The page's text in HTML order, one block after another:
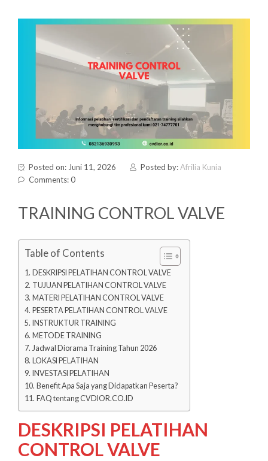
Posted on: Juni 11, 2026 Posted by:Afrilia Kunia
Comments: 0
TRAINING CONTROL VALVE
Table of Contents
DESKRIPSI PELATIHAN CONTROL VALVE
TUJUAN PELATIHAN CONTROL VALVE
MATERI PELATIHAN CONTROL VALVE
PESERTA PELATIHAN CONTROL VALVE
INSTRUKTUR TRAINING
METODE TRAINING
Jadwal Diorama Training Tahun 2026
LOKASI PELATIHAN
INVESTASI PELATIHAN
Benefit Apa Saja yang Didapatkan Peserta?
FAQ tentang CVDIOR.CO.ID
DESKRIPSI PELATIHAN
CONTROL VALVE